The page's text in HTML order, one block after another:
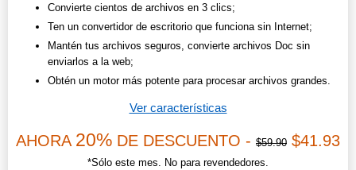
Convierte cientos de archivos en 3 clics;
Ten un convertidor de escritorio que funciona sin Internet;
Mantén tus archivos seguros, convierte archivos Doc sin
enviarlos a la web;
Obtén un motor más potente para procesar archivos grandes.
Ver características
AHORA 20% DE DESCUENTO - $59.90 $41.93
*Sólo este mes. No para revendedores.